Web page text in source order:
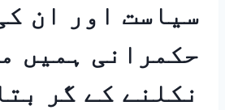
سیاست اور ان
حکمرانی ہمیں
نکلنے کے گر